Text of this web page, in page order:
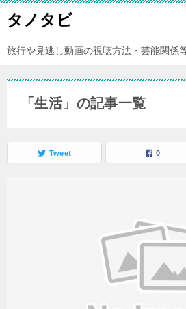
タノタビ
旅行や見逃し動画の視聴方法・芸能関係
「生活」の記事一覧
Tweet 0